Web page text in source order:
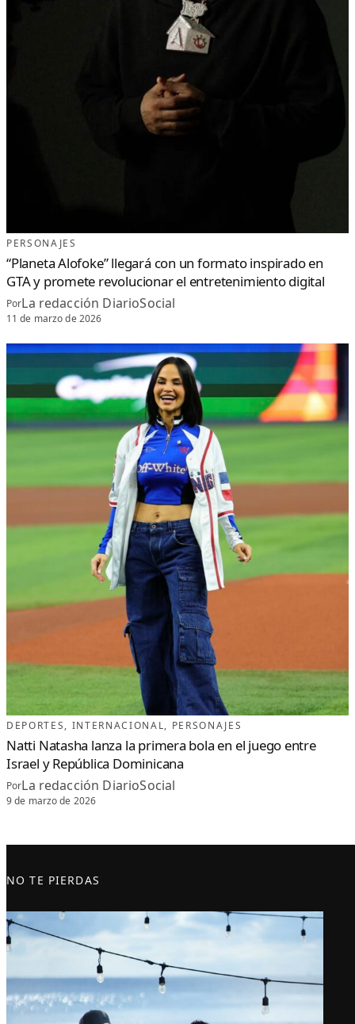
PERSONAJES
“Planeta Alofoke” llegará con un formato inspirado en
GTA y promete revolucionar el entretenimiento digital
PorLa redacción DiarioSocial
11 de marzo de 2026
DEPORTES, INTERNACIONAL, PERSONAJES
Natti Natasha lanza la primera bola en el juego entre
Israel y República Dominicana
PorLa redacción DiarioSocial
9 de marzo de 2026
NO TE PIERDAS